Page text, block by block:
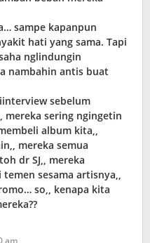
sampe kapanpun
hati yang sama. Tapi
nglindungin
nambahin antis buat
sebelum
mereka sering ngingetin
album kita,,
mereka semua
dr SJ,, mereka
sesama artisnya,,
so,, kenapa kita